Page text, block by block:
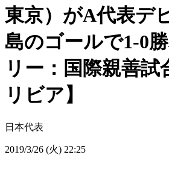
東京）がA代表デ
島のゴールで1-0
リー：国際親善試
リビア】
日本代表
2019/3/26 (火) 22:25